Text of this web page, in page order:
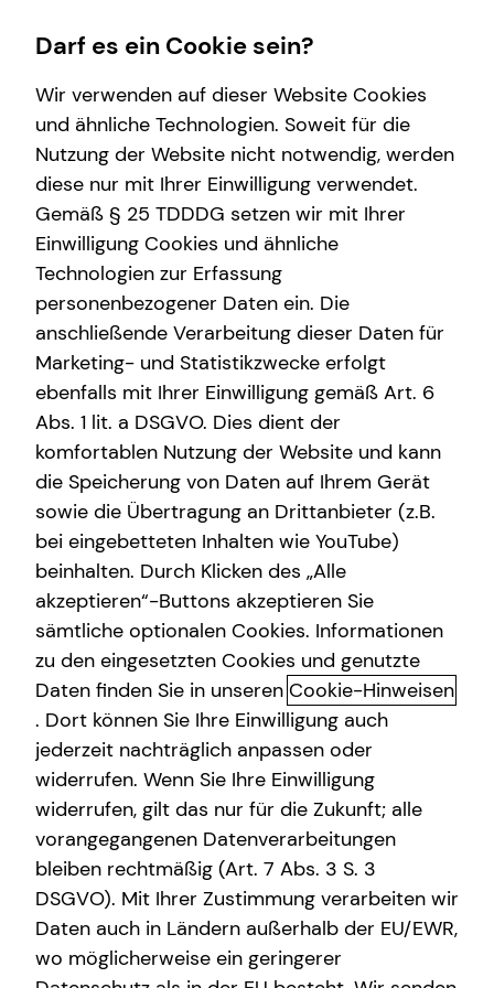
Wissenswertes
Über tecis
Podcast
Über mich
Finanzberatung
Arbeitskraftabsicherung
Altersvorsorge
Investment
Spezialisten-Netzwerk
Private Krankenversicherung
Überblick
Service
Schadenabwicklung
Das tecis Spezialisten-Netzwerk:
in jeder Phase für dich da!
Ganzheitlich beraten“ bedeutet für mich die 100%ige
Ausrichtung auf deine individuellen Wünsche und
Bedürfnisse. Gemeinsam beleuchten wir alle Aspekte für
deine Finanzplanung und entwickeln ein
maßgeschneidertes und ganzheitliches Konzept, das wir
immer wieder neu an deine veränderte Lebenssituation
anpassen können – dein Leben lang und bundesweit.
Um dir passende Produkte anbieten zu können, arbeitet
tecis mit einer Vielzahl renommierter
Produktpartnerinnen und -partner zusammen. Bei der
Darf es ein Cookie sein?
Wir verwenden auf dieser Website Cookies
und ähnliche Technologien. Soweit für die
Nutzung der Website nicht notwendig, werden
diese nur mit Ihrer Einwilligung verwendet.
Gemäß § 25 TDDDG setzen wir mit Ihrer
Einwilligung Cookies und ähnliche
Technologien zur Erfassung
personenbezogener Daten ein. Die
anschließende Verarbeitung dieser Daten für
Marketing- und Statistikzwecke erfolgt
ebenfalls mit Ihrer Einwilligung gemäß Art. 6
Abs. 1 lit. a DSGVO. Dies dient der
komfortablen Nutzung der Website und kann
die Speicherung von Daten auf Ihrem Gerät
sowie die Übertragung an Drittanbieter (z.B.
bei eingebetteten Inhalten wie YouTube)
beinhalten. Durch Klicken des „Alle
akzeptieren“-Buttons akzeptieren Sie
sämtliche optionalen Cookies. Informationen
zu den eingesetzten Cookies und genutzte
Daten finden Sie in unseren Cookie-Hinweisen
. Dort können Sie Ihre Einwilligung auch
jederzeit nachträglich anpassen oder
widerrufen. Wenn Sie Ihre Einwilligung
widerrufen, gilt das nur für die Zukunft; alle
vorangegangenen Datenverarbeitungen
bleiben rechtmäßig (Art. 7 Abs. 3 S. 3
DSGVO). Mit Ihrer Zustimmung verarbeiten wir
Daten auch in Ländern außerhalb der EU/EWR,
wo möglicherweise ein geringerer